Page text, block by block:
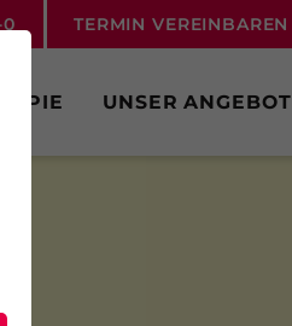
0 TERMIN VEREINBAREN
UNSER ANGEBOT